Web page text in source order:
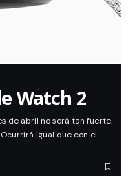
Watch 2
de abril no será tan fuerte.
igual que con el